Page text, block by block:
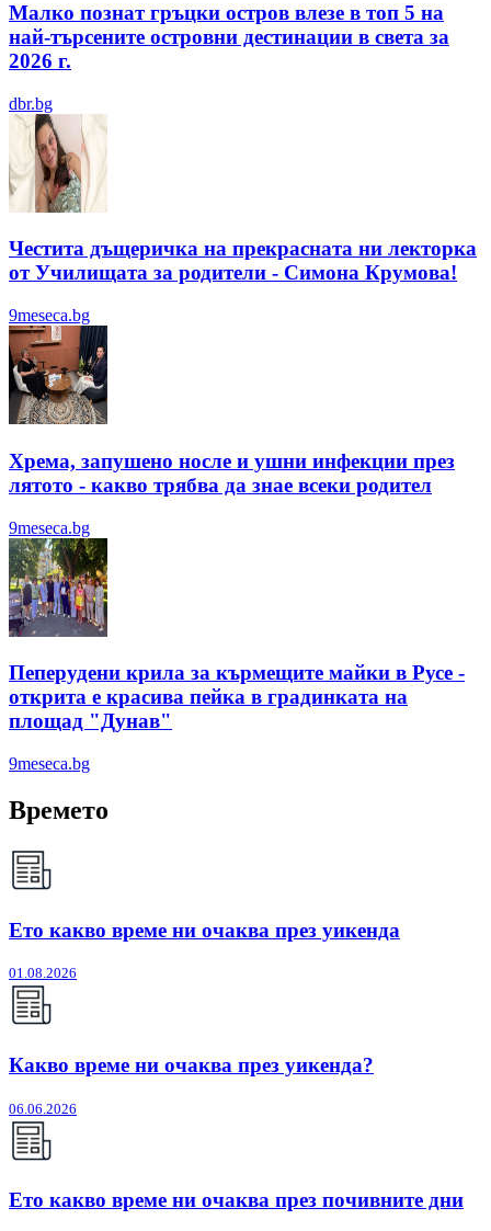
Малко познат гръцки остров влезе в топ 5 на
най-търсените островни дестинации в света за
2026 г.
dbr.bg
Честита дъщеричка на прекрасната ни лекторка
от Училищата за родители - Симона Крумова!
9meseca.bg
Хрема, запушено носле и ушни инфекции през
лятотo - какво трябва да знае всеки родител
9meseca.bg
Пеперудени крила за кърмещите майки в Русе -
открита е красива пейка в градинката на
площад "Дунав"
9meseca.bg
Времето
Ето какво време ни очаква през уикенда
01.08.2026
Какво време ни очаква през уикенда?
06.06.2026
Ето какво време ни очаква през почивните дни